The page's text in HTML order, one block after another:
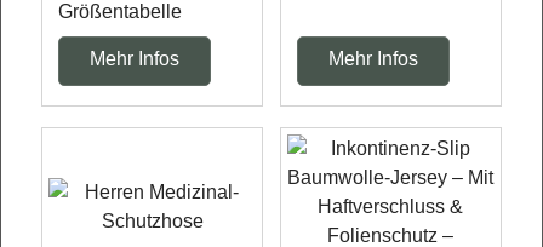
Größentabelle
Mehr Infos Mehr Infos